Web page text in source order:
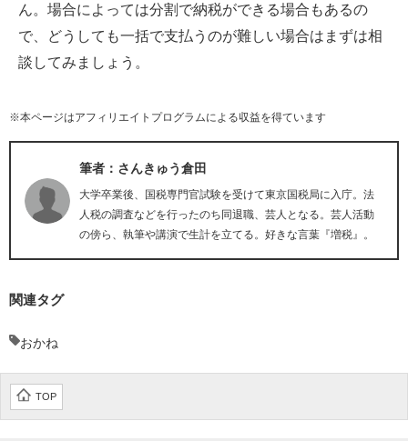
ん。場合によっては分割で納税ができる場合もあるの
で、どうしても一括で支払うのが難しい場合はまずは相
談してみましょう。
※本ページはアフィリエイトプログラムによる収益を得ています
筆者：さんきゅう倉田
大学卒業後、国税専門官試験を受けて東京国税局に入庁。法
人税の調査などを行ったのち同退職、芸人となる。芸人活動
の傍ら、執筆や講演で生計を立てる。好きな言葉『増税』。
関連タグ
おかね
TOP